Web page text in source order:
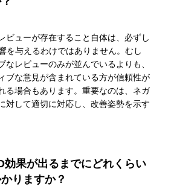
ビューが存在すること自体は、必ずし
を与えるわけではありません。むし
なレビューのみが並んでいるよりも、
ブな意見が含まれている方が信頼性が
る場合もあります。重要なのは、ネガ
対して適切に対応し、改善姿勢を示す
効果が出るまでにどれくらい
りますか？